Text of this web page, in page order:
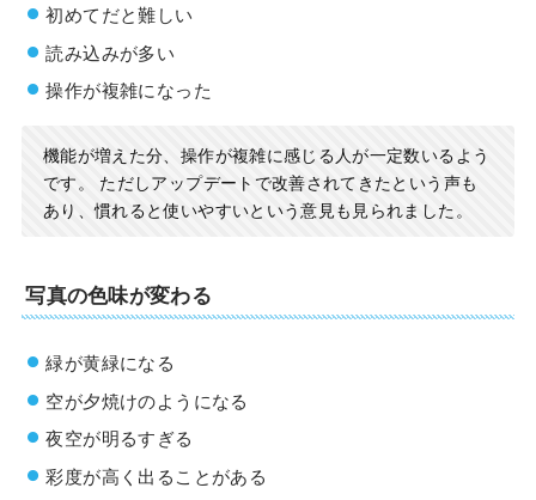
初めてだと難しい
読み込みが多い
操作が複雑になった
機能が増えた分、操作が複雑に感じる人が一定数いるよう
です。 ただしアップデートで改善されてきたという声も
あり、慣れると使いやすいという意見も見られました。
写真の色味が変わる
緑が黄緑になる
空が夕焼けのようになる
夜空が明るすぎる
彩度が高く出ることがある